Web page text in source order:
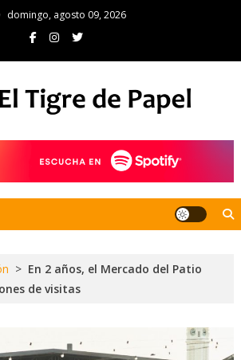
domingo, agosto 09, 2026
> En 2 años, el Mercado del Patio
de visitas